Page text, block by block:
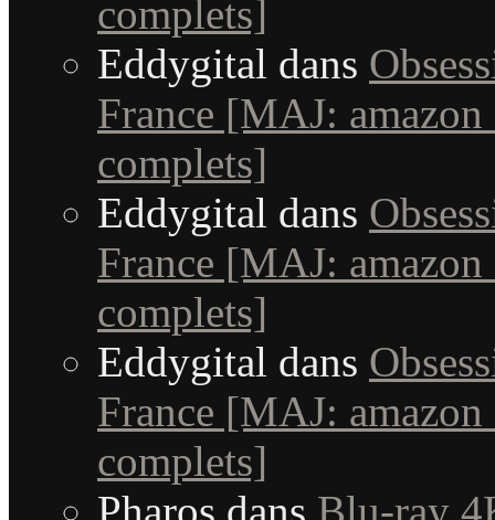
complets]
Eddygital dans
France [MAJ:
complets]
Eddygital dans
France [MAJ:
complets]
Eddygital dans
France [MAJ:
complets]